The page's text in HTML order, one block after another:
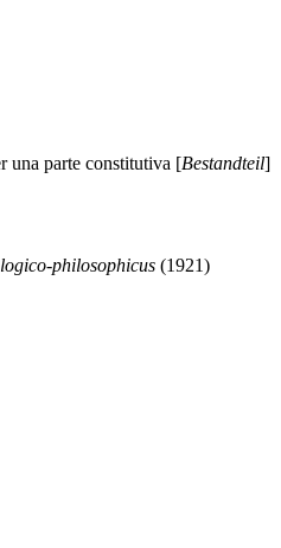
una parte constitutiva [Bestandteil]
philosophicus (1921)